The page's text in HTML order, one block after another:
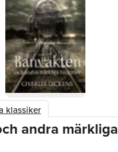
klassiker
andra märkliga